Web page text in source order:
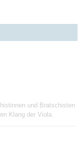
und Bratschisten
Klang der Viola.